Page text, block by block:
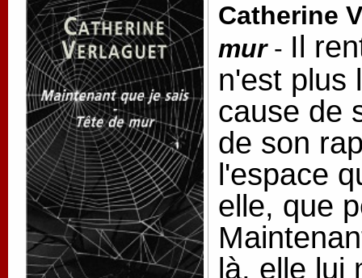
Catherine
mur- Il
n'est plus
cause de
de son
l'espace
elle, que
là, elle lui